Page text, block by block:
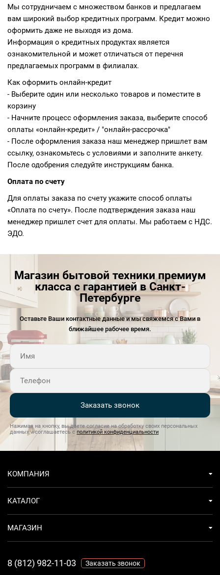
Мы сотрудничаем с множеством банков и предлагаем
вам широкий выбор кредитных программ. Кредит можно
оформить даже не выходя из дома.
Информация о кредитных продуктах является
ознакомительной и может отличаться от перечня
предлагаемых программ в филиалах.
Как оформить онлайн-кредит
- Выберите один или несколько товаров и поместите в
корзину
- Начните процесс оформления заказа, выберите способ
оплаты «онлайн-кредит» / "онлайн-рассрочка"
- После оформления заказа наш менеджер пришлет вам
ссылку, ознакомьтесь с условиями и заполните анкету.
После одобрения следуйте инструкциям банка.
Оплата по счету
Для оплаты заказа по счету укажите способ оплаты
«Оплата по счету». После подтверждения заказа наш
менеджер пришлет счет для оплаты. Мы работаем с НДС.
ЭДО.
Магазин бытовой техники премиум
класса с гарантией в Санкт-
Петербурге
Оставьте Ваши контактные данные и мы свяжемся с Вами в
ближайшее рабочее время.
Заказать звонок
Нажимая на кнопку, вы даете согласие на обработку своих персональных
данных и соглашаетесь с политикой конфиденциальности
КОМПАНИЯ
КАТАЛОГ
МАГАЗИН
8 (812) 982-11-03 Заказать звонок